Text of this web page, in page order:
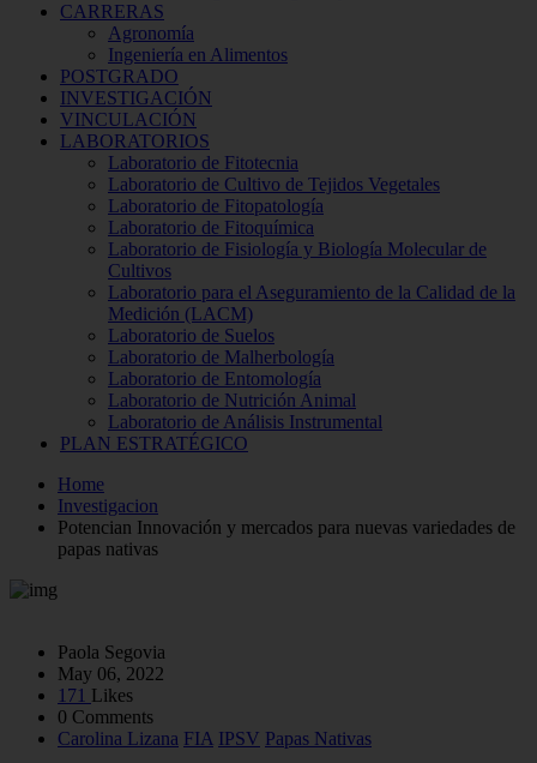
CARRERAS
Agronomía
Ingeniería en Alimentos
POSTGRADO
INVESTIGACIÓN
VINCULACIÓN
LABORATORIOS
Laboratorio de Fitotecnia
Laboratorio de Cultivo de Tejidos Vegetales
Laboratorio de Fitopatología
Laboratorio de Fitoquímica
Laboratorio de Fisiología y Biología Molecular de
Cultivos
Laboratorio para el Aseguramiento de la Calidad de la
Medición (LACM)
Laboratorio de Suelos
Laboratorio de Malherbología
Laboratorio de Entomología
Laboratorio de Nutrición Animal
Laboratorio de Análisis Instrumental
PLAN ESTRATÉGICO
Home
Investigacion
Potencian Innovación y mercados para nuevas variedades de
papas nativas
Paola Segovia
May 06, 2022
171 Likes
0 Comments
Carolina Lizana FIA IPSV Papas Nativas